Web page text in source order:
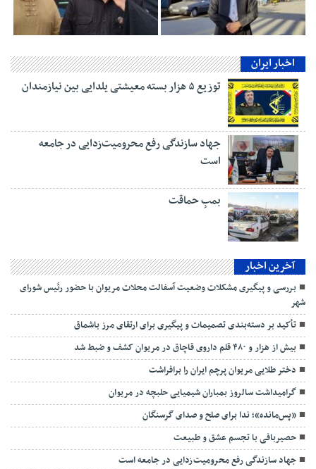
اخبار ایران
توزیع ۵ هزار بسته معیشتی یلدایی بین نیازمندان
جهاد سازندگی رفع محرومیت‌زدایی در جامعه
است
بمبِ حماقت
آخرین اخبار
بررسی و پیگیری مشکلات وضعیت آسفالت محلات مریوان با حضور رئیس شورای
شهر
تأکید بر دسته‌بندی تصمیمات و پیگیری برای ارتقای مرز باشماق
بیش از هزار و ۴۸۰ قلم داروی قاچاق در مریوان کشف و ضبط شد
دختر طلایی مریوان پرچم ایران را برافراشت
گرامیداشت سالروز بمباران شیمیایی حلبچه در مریوان
«پس‌مانده»؛ ندا برای صلح و صدای گرسنگان
حصیربافی با تجسم عشق و طبیعت
جهاد سازندگی رفع محرومیت‌زدایی در جامعه است